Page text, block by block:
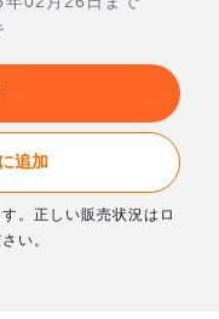
追加
。正しい販売状況はロ
い。